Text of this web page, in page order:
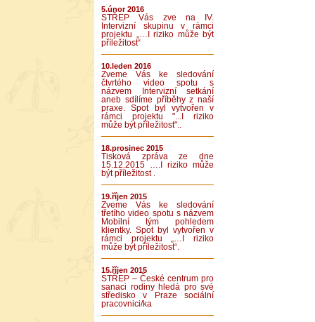
5.únor 2016
STŘEP Vás zve na IV.
Intervizní skupinu v rámci
projektu „…I riziko může být
příležitost“
10.leden 2016
Zveme Vás ke sledování
čtvrtého video spotu s
názvem Intervizní setkání
aneb sdílíme příběhy z naší
praxe. Spot byl vytvořen v
rámci projektu "...I riziko
může být příležitost"..
18.prosinec 2015
Tisková zpráva ze dne
15.12.2015 ….I riziko může
být příležitost .
19.říjen 2015
Zveme Vás ke sledování
třetího video spotu s názvem
Mobilní tým pohledem
klientky. Spot byl vytvořen v
rámci projektu „…I riziko
může být příležitost“.
15.říjen 2015
STŘEP – České centrum pro
sanaci rodiny hledá pro své
středisko v Praze sociální
pracovnici/ka